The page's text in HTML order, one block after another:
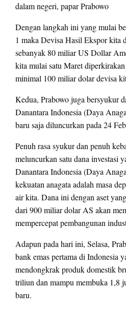
dalam negeri, papar Prabowo
Dengan langkah ini yang mulai
1 maka Devisa Hasil Ekspor kita
sebanyak 80 miliar US Dollar
kita mulai satu Maret
minimal 100 miliar dolar devisa
Kedua, Prabowo juga bersyukur
Danantara Indonesia (Daya
baru saja diluncurkan pada 24
Penuh rasa syukur dan penuh
meluncurkan satu dana investasi
Danantara Indonesia (Daya
kekuatan anagata adalah masa
air kita. Dana ini dengan aset
dari 900 miliar dolar AS akan
mempercepat pembangunan
Adapun pada hari ini, Selasa,
bank emas pertama di Indonesia
mendongkrak produk domestik
triliun dan mampu membuka 1,8
baru.